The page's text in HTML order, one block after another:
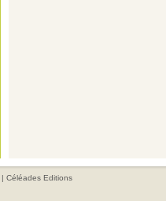
| Céléades Editions